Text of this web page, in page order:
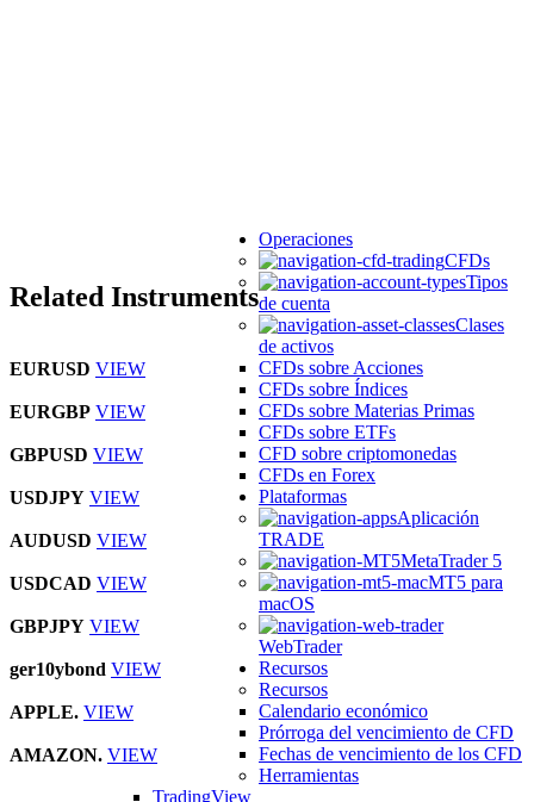
Related Instruments
EURUSD VIEW
EURGBP VIEW
GBPUSD VIEW
USDJPY VIEW
AUDUSD VIEW
USDCAD VIEW
GBPJPY VIEW
ger10ybond VIEW
APPLE. VIEW
AMAZON. VIEW
Operaciones
CFDs
Tipos
de cuenta
Clases
de activos
CFDs sobre Acciones
CFDs sobre Índices
CFDs sobre Materias Primas
CFDs sobre ETFs
CFD sobre criptomonedas
CFDs en Forex
Plataformas
Aplicación
TRADE
MetaTrader 5
MT5 para
macOS
WebTrader
Recursos
Recursos
Calendario económico
Prórroga del vencimiento de CFD
Fechas de vencimiento de los CFD
Herramientas
TradingView